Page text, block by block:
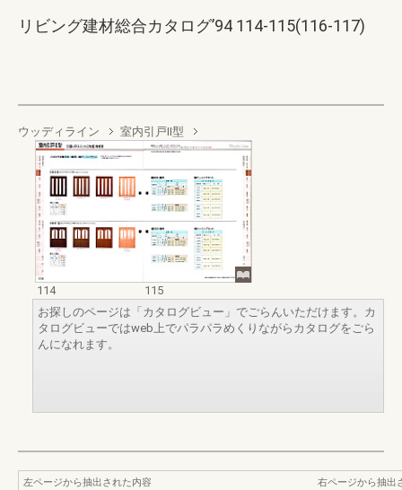
リビング建材総合カタログ’94 114-115(116-117)
ウッディライン 室内引戸Ⅱ型
114
115
お探しのページは「カタログビュー」でごらんいただけます。カ
タログビューではweb上でパラパラめくりながらカタログをごら
んになれます。
左ページから抽出された内容
右ページから抽出